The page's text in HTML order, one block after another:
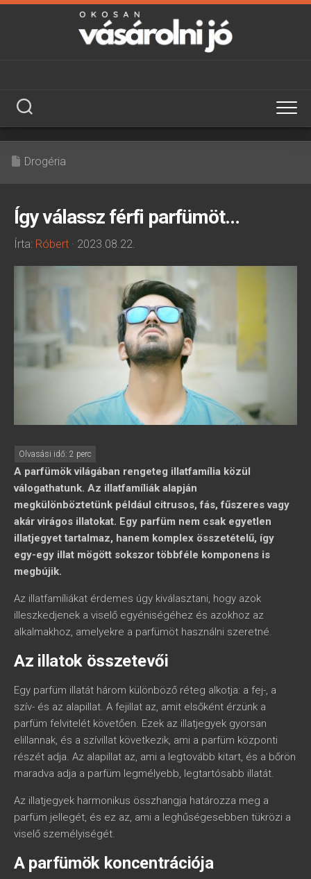
Skip
Drogéria
Így válassz férfi parfümöt…
Írta: Róbert · 2023.08.22.
A parfümök világában rengeteg illatfamília közül
válogathatunk. Az illatfamíliák alapján
megkülönböztetünk például citrusos, fás, fűszeres vagy
akár virágos illatokat. Egy parfüm nem csak egyetlen
illatjegyet tartalmaz, hanem komplex összetételű, így
egy-egy illat mögött sokszor többféle komponens is
megbújik.
Az illatfamíliákat érdemes úgy kiválasztani, hogy azok
illeszkedjenek a viselő egyéniségéhez és azokhoz az
alkalmakhoz, amelyekre a parfümöt használni szeretné.
Az illatok összetevői
Egy parfüm illatát három különböző réteg alkotja: a fej-, a
szív- és az alapillat. A fejillat az, amit elsőként érzünk a
parfüm felvitelét követően. Ezek az illatjegyek gyorsan
elillannak, és a szívillat következik, ami a parfüm központi
részét adja. Az alapillat az, ami a legtovább kitart, és a bőrön
maradva adja a parfüm legmélyebb, legtartósabb illatát.
Az illatjegyek harmonikus összhangja határozza meg a
parfüm jellegét, és ez az, ami a leghűségesebben tükrözi a
viselő személyiségét.
A parfümök koncentrációja